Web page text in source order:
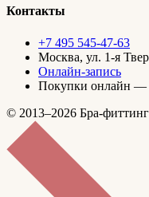
Контакты
+7 495 545-47-63
Москва, ул. 1-я
Онлайн-запись
Покупки онлайн —
© 2013–2026 Бра-